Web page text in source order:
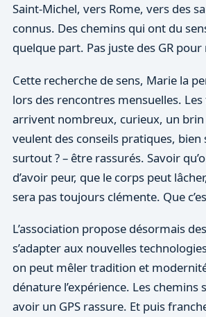
Saint-Michel, vers Rome, vers des
connus. Des chemins qui ont du
quelque part. Pas juste des GR
Cette recherche de sens, Marie la
lors des rencontres mensuelles.
arrivent nombreux, curieux, un
veulent des conseils pratiques, bien
surtout ? – être rassurés. Savoir
d’avoir peur, que le corps peut
sera pas toujours clémente. Que
L’association propose désormais
s’adapter aux nouvelles
on peut mêler tradition et
dénature l’expérience. Les chemins
avoir un GPS rassure. Et puis